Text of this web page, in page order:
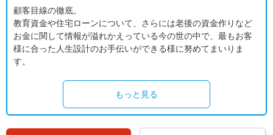
顧客目線の徹底。
教育資金や住宅ローンについて、さらには老後の資金作りなど
お金に関して情報が溢れかえっている今の世の中で、最もお客
様に合った人生設計のお手伝いができる様に努めてまいりま
す。
もっと見る